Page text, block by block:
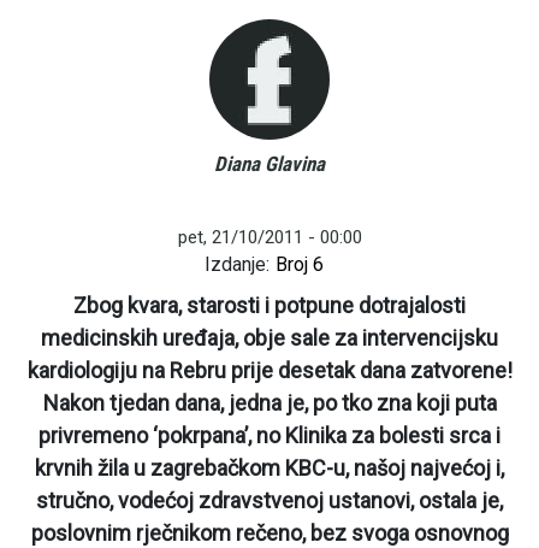
Diana Glavina
pet, 21/10/2011 - 00:00
Izdanje: Broj 6
Zbog kvara, starosti i potpune dotrajalosti
medicinskih uređaja, obje sale za intervencijsku
kardiologiju na Rebru prije desetak dana zatvorene!
Nakon tjedan dana, jedna je, po tko zna koji puta
privremeno ‘pokrpana’, no Klinika za bolesti srca i
krvnih žila u zagrebačkom KBC-u, našoj najvećoj i,
stručno, vodećoj zdravstvenoj ustanovi, ostala je,
poslovnim rječnikom rečeno, bez svoga osnovnog